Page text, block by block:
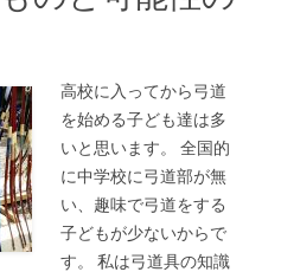
高校に入ってから弓道
を始める子ども達は多
いと思います。 全国的
に中学校に弓道部が無
い、趣味で弓道をする
子どもが少ないからで
す。 私は弓道具の知識